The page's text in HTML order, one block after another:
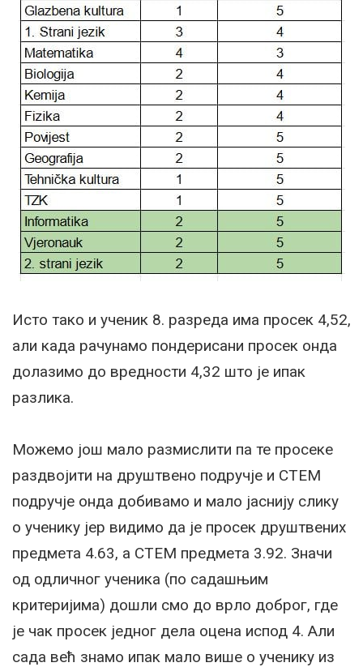
Исто тако и ученик 8. разреда има просек 4,52,
али када рачунамо пондерисани просек онда
долазимо до вредности 4,32 што је ипак
разлика.
Можемо још мало размислити па те просеке
раздвојити на друштвено подручје и СТЕМ
подручје онда добивамо и мало јаснију слику
о ученику јер видимо да је просек друштвених
предмета 4.63, а СТЕМ предмета 3.92. Значи
од одличног ученика (по садашњим
критеријима) дошли смо до врло доброг, где
је чак просек једног дела оцена испод 4. Али
сада већ знамо ипак мало више о ученику из